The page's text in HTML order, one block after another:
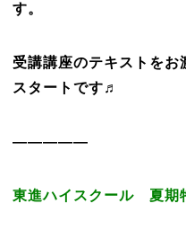
す。
受講講座のテキストをお
スタートです♬
—————
東進ハイスクール 夏期